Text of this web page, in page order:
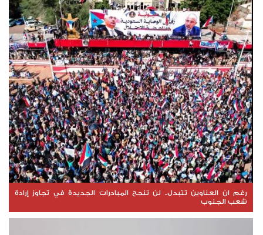
رغم ان العناوين تتبدل.. لن تنجح المبادرات الجديدة في تجاوز إرادة
شعب الجنوب